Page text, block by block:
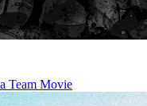
Team Movie